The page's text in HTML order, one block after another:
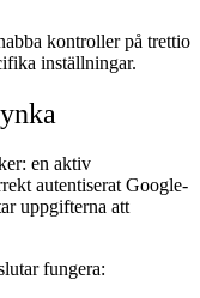
kontroller på trettio
inställningar.
en aktiv
autentiserat Google-
uppgifterna att
fungera: